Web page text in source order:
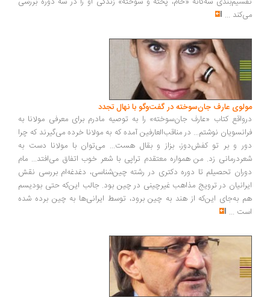
می‌کند ...
مولوی عارف جان‌سوخته در گفت‌وگو با نهال تجدد
درواقع کتاب «عارف جان‌سوخته» را به توصیه مادرم برای معرفی مولانا به
فرانسویان نوشتم... در مناقب‌العارفین آمده که به مولانا خرده می‌گیرند که چرا
دور و بر تو کفش‌دوز، بزاز و بقال هست... می‌توان با مولانا دست به
شعردرمانی زد. من همواره معتقدم تراپی با شعر خوب اتفاق می‌افتد... مام
دوران تحصیلم تا دوره دکتری در رشته چین‌شناسی، دغدغه‌ام بررسی نقش
ایرانیان در ترویج مذاهب غیرچینی در چین بود. جالب این‌که حتی بودیسم
هم به‌جای این‌که از هند به چین برود، توسط ایرانی‌ها به چین برده شده
است ...